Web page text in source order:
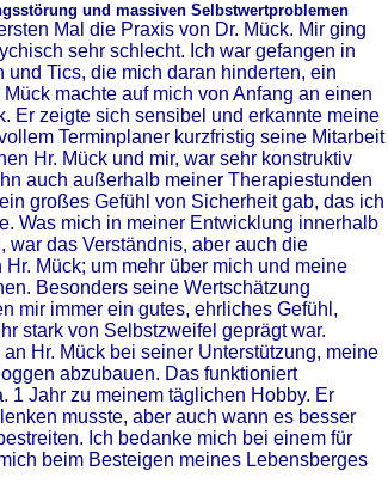
und massiven Selbstwertproblemen
Mal die Praxis von Dr. Mück. Mir ging
sehr schlecht. Ich war gefangen in
Tics, die mich daran hinderten, ein
machte auf mich von Anfang an einen
Er zeigte sich sensibel und erkannte meine
Terminplaner kurzfristig seine Mitarbeit
Hr. Mück und mir, war sehr konstruktiv
auch außerhalb meiner Therapiestunden
großes Gefühl von Sicherheit gab, das ich
Was mich in meiner Entwicklung innerhalb
das Verständnis, aber auch die
Mück; um mehr über mich und meine
Besonders seine Wertschätzung
mir immer ein gutes, ehrliches Gefühl,
stark von Selbstzweifel geprägt war.
Hr. Mück bei seiner Unterstützung, meine
abzubauen. Das funktioniert
1 Jahr zu meinem täglichen Hobby. Er
musste, aber auch wann es besser
Ich bedanke mich bei einem für
beim Besteigen meines Lebensberges